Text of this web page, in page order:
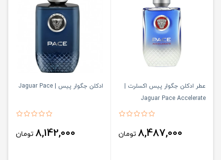
عطر ادکلن جگوار پیس اکسلرت |
Jaguar Pace Accelerate
8,487,000 تومان
ادکلن جگوار پیس | Jaguar Pace
8,142,000 تومان